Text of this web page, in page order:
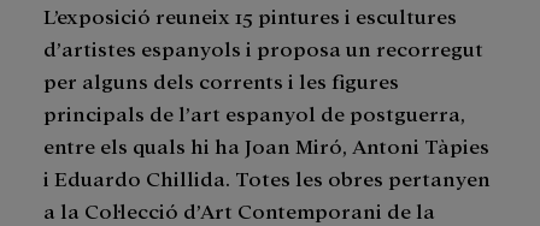
L’exposició reuneix 15 pintures i escultures
d’artistes espanyols i proposa un recorregut
per alguns dels corrents i les figures
principals de l’art espanyol de postguerra,
entre els quals hi ha Joan Miró, Antoni Tàpies
i Eduardo Chillida. Totes les obres pertanyen
a la Col·lecció d’Art Contemporani de la